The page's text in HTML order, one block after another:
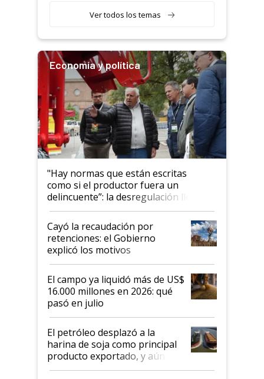
Ver todos los temas
Economía y política
"Hay normas que están escritas
como si el productor fuera un
delincuente”: la desregulación llegó
al Congreso Aapresid y hasta se
habló del financiamiento al IPCVA
Cayó la recaudación por
retenciones: el Gobierno
explicó los motivos
El campo ya liquidó más de US$
16.000 millones en 2026: qué
pasó en julio
El petróleo desplazó a la
harina de soja como principal
producto exportado, y aún así
el agro aportó casi seis de cada